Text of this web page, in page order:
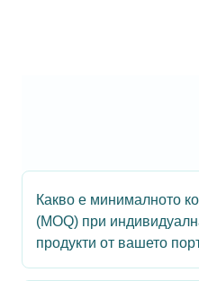
Какво е минималното
(MOQ) при
продукти от вашето